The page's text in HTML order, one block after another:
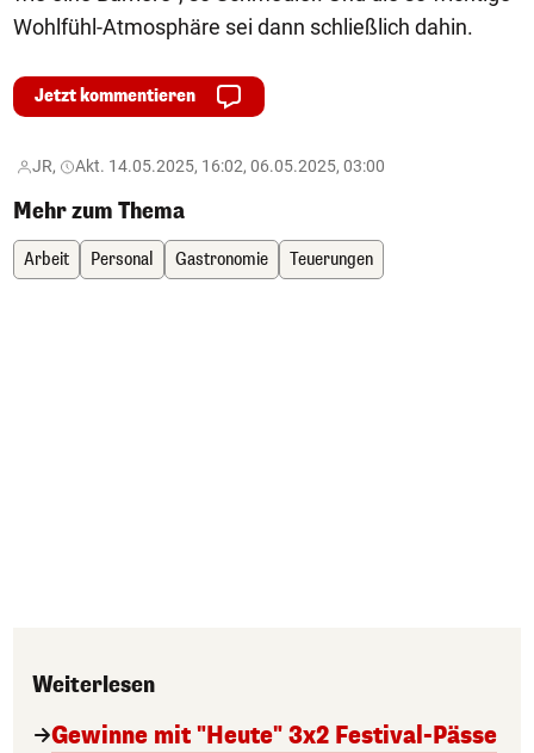
Wohlfühl-Atmosphäre sei dann schließlich dahin.
Jetzt kommentieren
JR, Akt. 14.05.2025, 16:02, 06.05.2025, 03:00
Mehr zum Thema
Arbeit Personal Gastronomie Teuerungen
Weiterlesen
Gewinne mit "Heute" 3x2 Festival-Pässe